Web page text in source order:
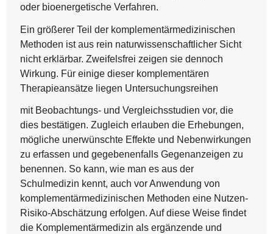
oder bioenergetische Verfahren.
Ein größerer Teil der komplementärmedizinischen
Methoden ist aus rein naturwissenschaftlicher Sicht
nicht erklärbar. Zweifelsfrei zeigen sie dennoch
Wirkung. Für einige dieser komplementären
Therapieansätze liegen Untersuchungsreihen
mit Beobachtungs- und Vergleichsstudien vor, die
dies bestätigen. Zugleich erlauben die Erhebungen,
mögliche unerwünschte Effekte und Nebenwirkungen
zu erfassen und gegebenenfalls Gegenanzeigen zu
benennen. So kann, wie man es aus der
Schulmedizin kennt, auch vor Anwendung von
komplementärmedizinischen Methoden eine Nutzen-
Risiko-Abschätzung erfolgen. Auf diese Weise findet
die Komplementärmedizin als ergänzende und